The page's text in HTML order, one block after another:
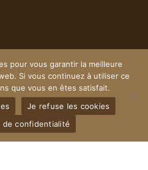
pour vous garantir la meilleure
Si vous continuez à utiliser ce
que vous en êtes satisfait.
Je refuse les cookies
de confidentialité